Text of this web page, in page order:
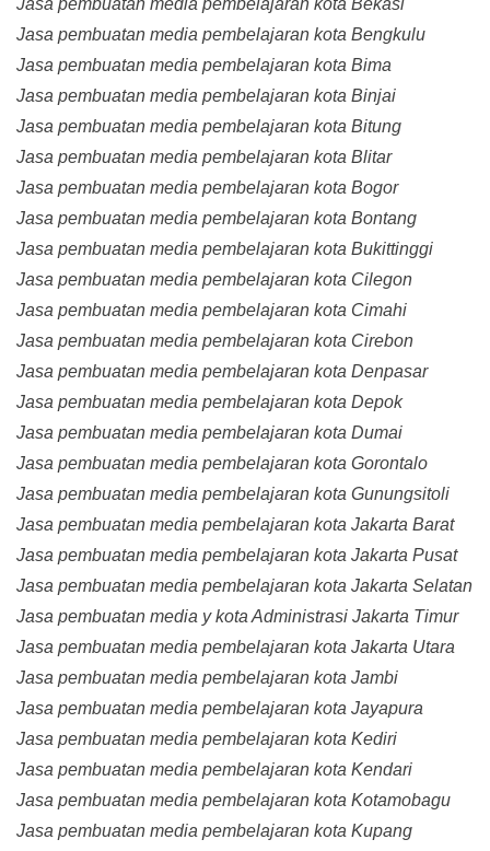
Jasa pembuatan media pembelajaran kota Bekasi
Jasa pembuatan media pembelajaran kota Bengkulu
Jasa pembuatan media pembelajaran kota Bima
Jasa pembuatan media pembelajaran kota Binjai
Jasa pembuatan media pembelajaran kota Bitung
Jasa pembuatan media pembelajaran kota Blitar
Jasa pembuatan media pembelajaran kota Bogor
Jasa pembuatan media pembelajaran kota Bontang
Jasa pembuatan media pembelajaran kota Bukittinggi
Jasa pembuatan media pembelajaran kota Cilegon
Jasa pembuatan media pembelajaran kota Cimahi
Jasa pembuatan media pembelajaran kota Cirebon
Jasa pembuatan media pembelajaran kota Denpasar
Jasa pembuatan media pembelajaran kota Depok
Jasa pembuatan media pembelajaran kota Dumai
Jasa pembuatan media pembelajaran kota Gorontalo
Jasa pembuatan media pembelajaran kota Gunungsitoli
Jasa pembuatan media pembelajaran kota Jakarta Barat
Jasa pembuatan media pembelajaran kota Jakarta Pusat
Jasa pembuatan media pembelajaran kota Jakarta Selatan
Jasa pembuatan media y kota Administrasi Jakarta Timur
Jasa pembuatan media pembelajaran kota Jakarta Utara
Jasa pembuatan media pembelajaran kota Jambi
Jasa pembuatan media pembelajaran kota Jayapura
Jasa pembuatan media pembelajaran kota Kediri
Jasa pembuatan media pembelajaran kota Kendari
Jasa pembuatan media pembelajaran kota Kotamobagu
Jasa pembuatan media pembelajaran kota Kupang